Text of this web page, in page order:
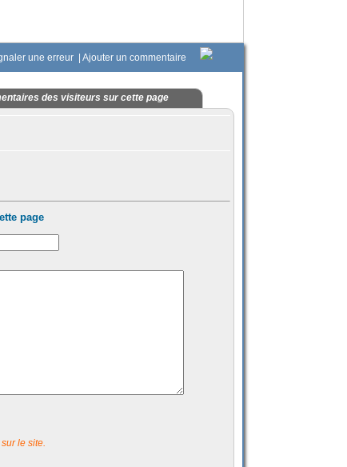
une erreur Ajouter un commentaire
des visiteurs sur cette page
page
le site.